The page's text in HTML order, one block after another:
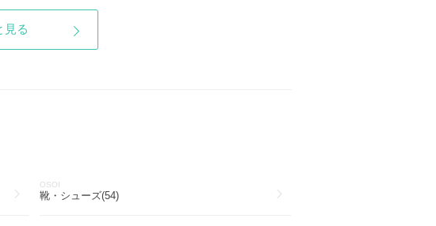
見る
OSOI
靴・シューズ(54)